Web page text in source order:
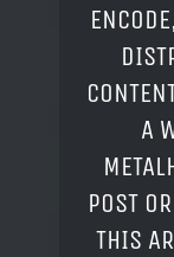
A
POST
THIS